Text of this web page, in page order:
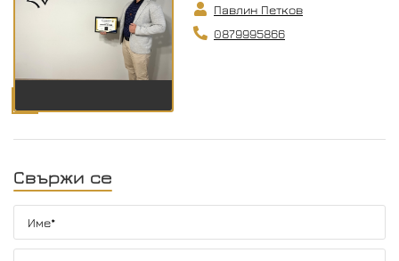
Павлин Петков
0879995866
Свържи се